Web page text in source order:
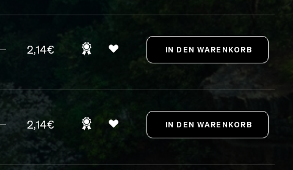
2,14€
2,14€